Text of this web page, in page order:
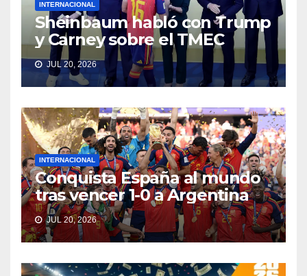
INTERNACIONAL
Sheinbaum habló con Trump
y Carney sobre el TMEC
JUL 20, 2026
INTERNACIONAL
Conquista España al mundo
tras vencer 1-0 a Argentina
JUL 20, 2026